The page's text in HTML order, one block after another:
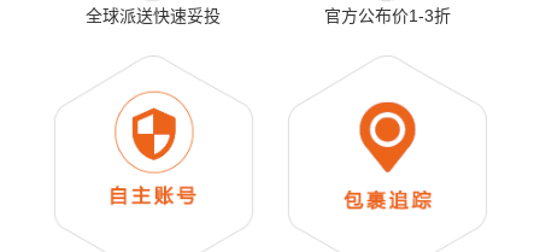
全球派送快速妥投 官方公布价1-3折